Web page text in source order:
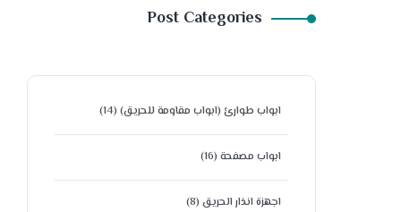
Post Categories
ابواب طوارئ (ابواب مقاومة للحريق) (14)
ابواب مصفحة (16)
اجهزة انذار الحريق (8)